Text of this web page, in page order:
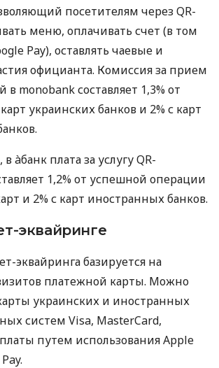
посетителям через QR-
меню, оплачивать счет (в том
Pay), оставлять чаевые и
официанта. Комиссия за прием
в monobank составляет 1,3% от
украинских банков и 2% с карт
àбанк плата за услугу QR-
1,2% от успешной операции
и 2% с карт иностранных банков.
эквайринге
эквайринга базируется на
платежной карты. Можно
украинских и иностранных
систем Visa, MasterCard,
путем использования Apple